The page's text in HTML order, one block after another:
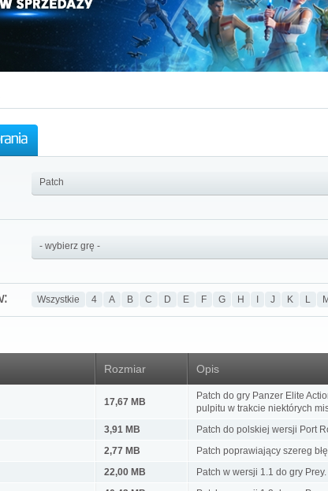
Wszystkie 4 A B C D E F G H J K L M
Rozmiar Opis
17,67 MB
Patch do gry Panzer Elite
pulpitu w trakcie niektórych
3,91 MB
Patch do polskiej wersji Port
2,77 MB
Patch poprawiający szereg
22,00 MB
Patch w wersji 1.1 do gry Prey.